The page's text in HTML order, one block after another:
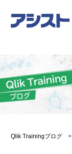
Qlik Trainingブログ >